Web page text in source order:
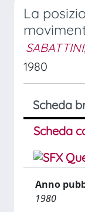
La
1980
Scheda
Scheda
Anno
1980